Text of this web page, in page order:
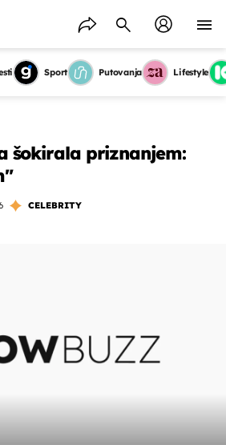
Sport Putovanja Lifestyle
šokirala priznanjem:
CELEBRITY